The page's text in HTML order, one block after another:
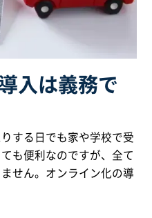
入は義務で
する日でも家や学校で受
も便利なのですが、全て
せん。オンライン化の導